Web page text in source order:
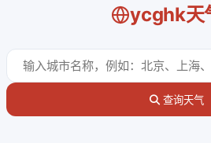
ycghk天
查询天气